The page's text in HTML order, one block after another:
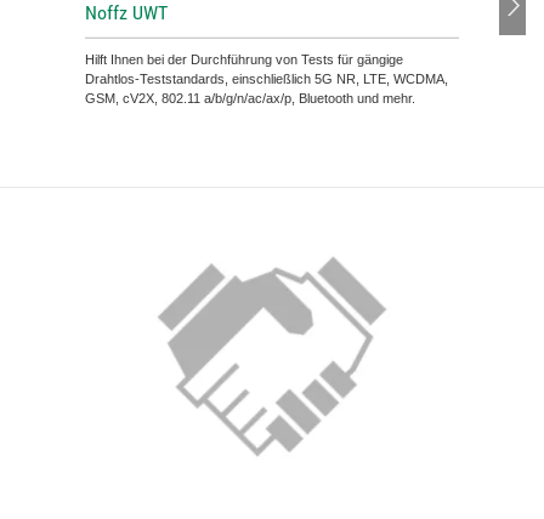
Noffz UWT
Hilft Ihnen bei der Durchführung von Tests für gängige
Drahtlos-Teststandards, einschließlich 5G NR, LTE, WCDMA,
GSM, cV2X, 802.11 a/b/g/n/ac/ax/p, Bluetooth und mehr.